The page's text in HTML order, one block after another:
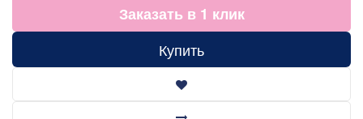
Заказать в 1 клик
Купить